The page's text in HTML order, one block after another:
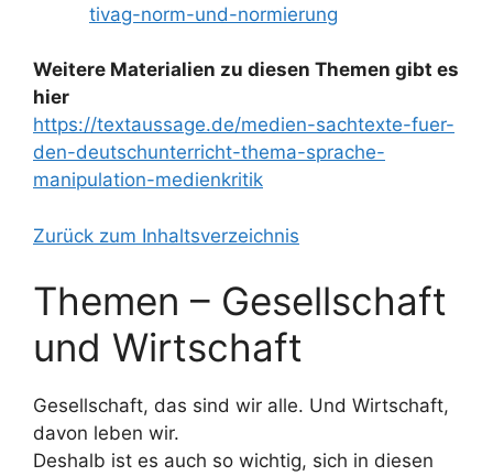
tivag-norm-und-normierung
Weitere Materialien zu diesen Themen gibt es
hier
https://textaussage.de/medien-sachtexte-fuer-
den-deutschunterricht-thema-sprache-
manipulation-medienkritik
Zurück zum Inhaltsverzeichnis
Themen – Gesellschaft
und Wirtschaft
Gesellschaft, das sind wir alle. Und Wirtschaft,
davon leben wir.
Deshalb ist es auch so wichtig, sich in diesen